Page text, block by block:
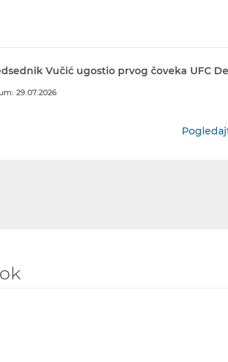
Vučić ugostio prvog čoveka UFC
29.07.2026